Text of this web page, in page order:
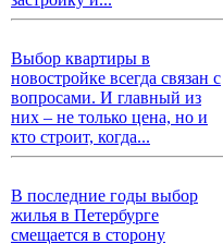
Выбор квартиры в
новостройке всегда связан с
вопросами. И главный из
них – не только цена, но и
кто строит, когда...
В последние годы выбор
жилья в Петербурге
смещается в сторону